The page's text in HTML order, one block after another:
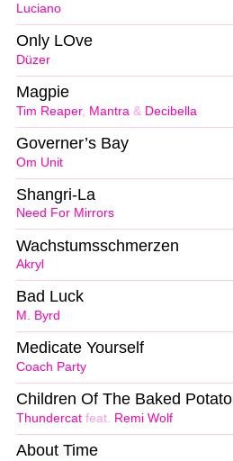
Luciano
Düzer
Only LOve
Tim Reaper, Mantra & Decibella
Magpie
Om Unit
Governer’s Bay
Need For Mirrors
Shangri-La
Akryl
Wachstumsschmerzen
M. Byrd
Bad Luck
Coach Party
Medicate Yourself
Thundercat feat. Remi Wolf
Children Of The Baked Potato
About Time